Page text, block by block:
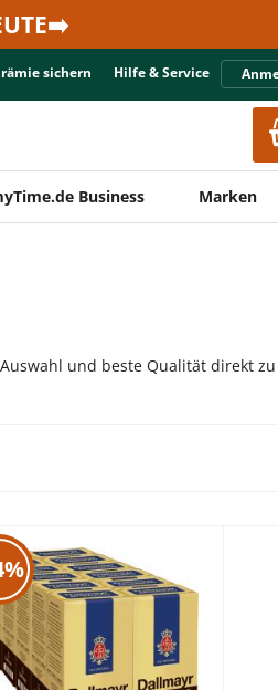
sichern Hilfe & Service
Business Marken
und beste Qualität direkt